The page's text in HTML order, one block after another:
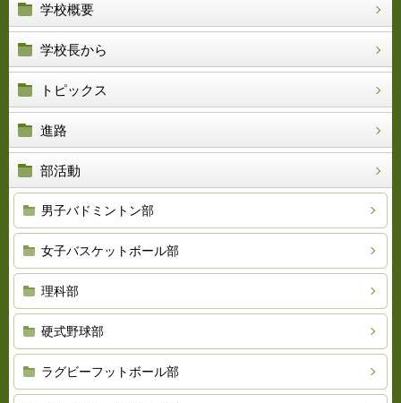
学校概要
学校長から
トピックス
進路
部活動
男子バドミントン部
女子バスケットボール部
理科部
硬式野球部
ラグビーフットボール部